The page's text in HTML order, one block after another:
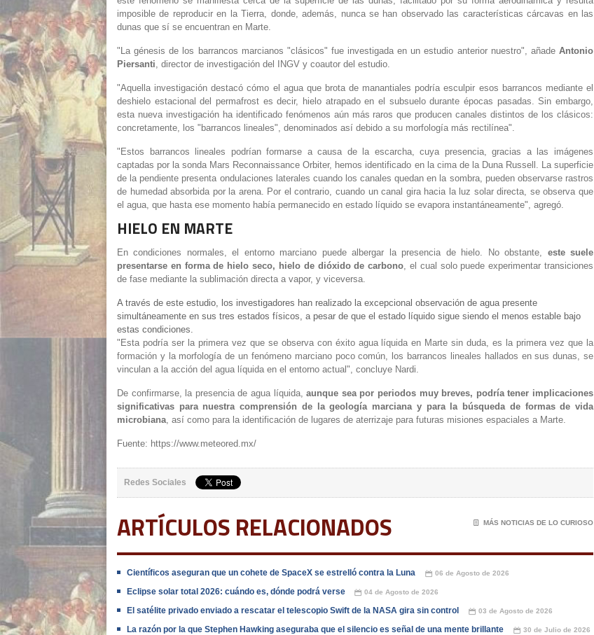
imposible de reproducir en la Tierra, donde, además, nunca se han observado las características cárcavas en las
dunas que sí se encuentran en Marte.
"La génesis de los barrancos marcianos "clásicos" fue investigada en un estudio anterior nuestro", añade Antonio
Piersanti, director de investigación del INGV y coautor del estudio.
"Aquella investigación destacó cómo el agua que brota de manantiales podría esculpir esos barrancos mediante el
deshielo estacional del permafrost es decir, hielo atrapado en el subsuelo durante épocas pasadas. Sin embargo,
esta nueva investigación ha identificado fenómenos aún más raros que producen canales distintos de los clásicos:
concretamente, los "barrancos lineales", denominados así debido a su morfología más rectilínea".
"Estos barrancos lineales podrían formarse a causa de la escarcha, cuya presencia, gracias a las imágenes
captadas por la sonda Mars Reconnaissance Orbiter, hemos identificado en la cima de la Duna Russell. La superficie
de la pendiente presenta ondulaciones laterales cuando los canales quedan en la sombra, pueden observarse rastros
de humedad absorbida por la arena. Por el contrario, cuando un canal gira hacia la luz solar directa, se observa que
el agua, que hasta ese momento había permanecido en estado líquido se evapora instantáneamente", agregó.
HIELO EN MARTE
En condiciones normales, el entorno marciano puede albergar la presencia de hielo. No obstante, este suele
presentarse en forma de hielo seco, hielo de dióxido de carbono, el cual solo puede experimentar transiciones
de fase mediante la sublimación directa a vapor, y viceversa.
A través de este estudio, los investigadores han realizado la excepcional observación de agua presente
simultáneamente en sus tres estados físicos, a pesar de que el estado líquido sigue siendo el menos estable bajo
estas condiciones.
"Esta podría ser la primera vez que se observa con éxito agua líquida en Marte sin duda, es la primera vez que la
formación y la morfología de un fenómeno marciano poco común, los barrancos lineales hallados en sus dunas, se
vinculan a la acción del agua líquida en el entorno actual", concluye Nardi.
De confirmarse, la presencia de agua líquida, aunque sea por periodos muy breves, podría tener implicaciones
significativas para nuestra comprensión de la geología marciana y para la búsqueda de formas de vida
microbiana, así como para la identificación de lugares de aterrizaje para futuras misiones espaciales a Marte.
Fuente: https://www.meteored.mx/
Redes Sociales
ARTÍCULOS RELACIONADOS 📄 MÁS NOTICIAS DE LO CURIOSO
Científicos aseguran que un cohete de SpaceX se estrelló contra la Luna 📅 06 de Agosto de 2026
Eclipse solar total 2026: cuándo es, dónde podrá verse 📅 04 de Agosto de 2026
El satélite privado enviado a rescatar el telescopio Swift de la NASA gira sin control 📅 03 de Agosto de 2026
La razón por la que Stephen Hawking aseguraba que el silencio es señal de una mente brillante 📅 30 de Julio de 2026